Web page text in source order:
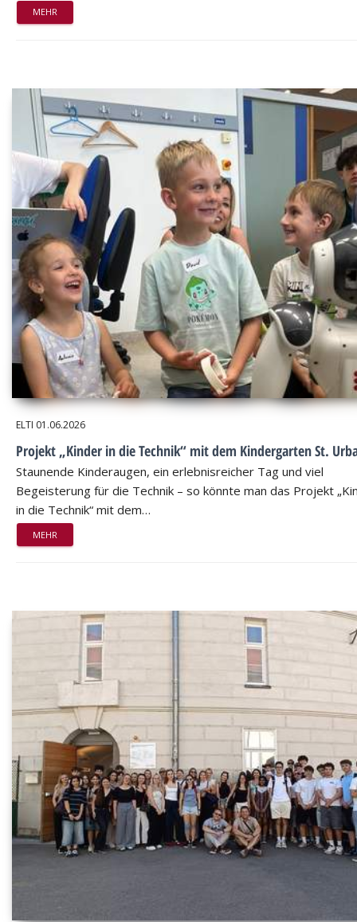
MEHR
ELTI 01.06.2026
Projekt „Kinder in die Technik“ mit dem Kindergarten St.
Staunende Kinderaugen, ein erlebnisreicher Tag und viel
Begeisterung für die Technik – so könnte man das Projekt
in die Technik“ mit dem…
MEHR